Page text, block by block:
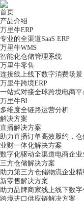
首页
产品介绍
万里牛ERP
专业的全渠道SaaS ERP
万里牛WMS
智能化仓储管理系统
万里牛零售
连接线上线下数字消费场景
万里牛跨境ERP
一站式对接全球跨境电商平
万里牛BI
多维度全链路运营分析
解决方案
直播解决方案
助力直播订单高效履约，仓
业财一体化解决方案
数字化驱动全渠道电商企业
三方仓储解决方案
助力第三方仓储物流企业精
新零售解决方案
助力品牌商家线上线下数
跨境进口供应链解决方案